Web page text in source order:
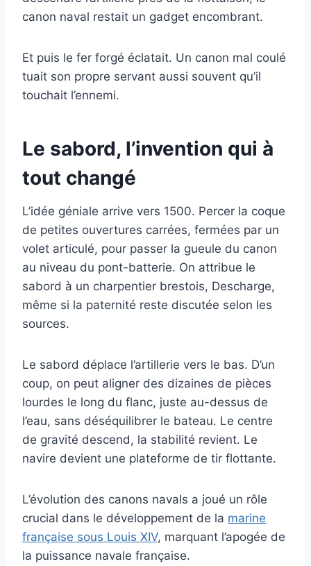
canon naval restait un gadget encombrant.
Et puis le fer forgé éclatait. Un canon mal coulé
tuait son propre servant aussi souvent qu’il
touchait l’ennemi.
Le sabord, l’invention qui à
tout changé
L’idée géniale arrive vers 1500. Percer la coque
de petites ouvertures carrées, fermées par un
volet articulé, pour passer la gueule du canon
au niveau du pont-batterie. On attribue le
sabord à un charpentier brestois, Descharge,
même si la paternité reste discutée selon les
sources.
Le sabord déplace l’artillerie vers le bas. D’un
coup, on peut aligner des dizaines de pièces
lourdes le long du flanc, juste au-dessus de
l’eau, sans déséquilibrer le bateau. Le centre
de gravité descend, la stabilité revient. Le
navire devient une plateforme de tir flottante.
L’évolution des canons navals a joué un rôle
crucial dans le développement de la marine
française sous Louis XIV, marquant l’apogée de
la puissance navale française.